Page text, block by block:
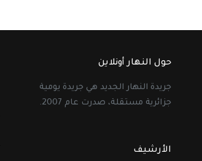
حول النهار أونلاين
جريدة النهار الجديد هي جريدة يومية
جزائرية مستقلة، صدرت عام 2007.
الأرشيف